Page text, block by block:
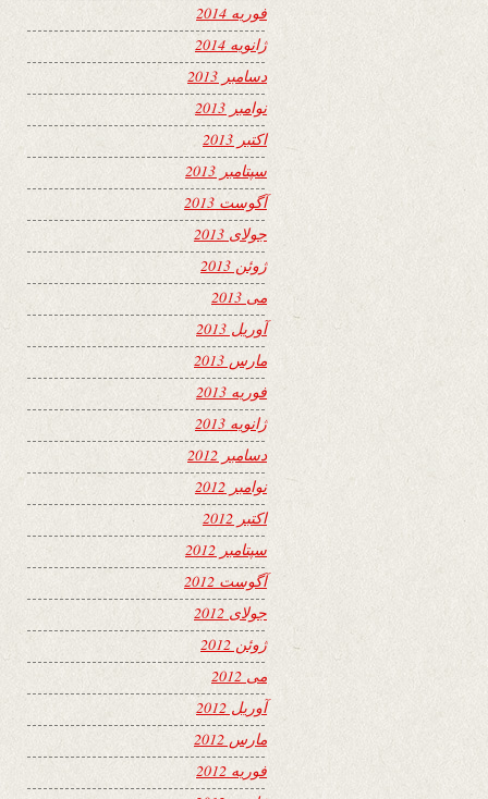
فوریه 2014
ژانویه 2014
دسامبر 2013
نوامبر 2013
اکتبر 2013
سپتامبر 2013
آگوست 2013
جولای 2013
ژوئن 2013
می 2013
آوریل 2013
مارس 2013
فوریه 2013
ژانویه 2013
دسامبر 2012
نوامبر 2012
اکتبر 2012
سپتامبر 2012
آگوست 2012
جولای 2012
ژوئن 2012
می 2012
آوریل 2012
مارس 2012
فوریه 2012